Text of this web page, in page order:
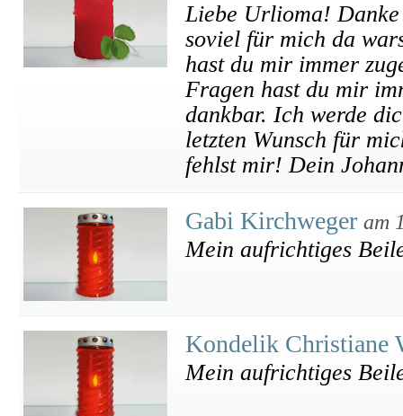
Liebe Urlioma!
soviel für mich da
hast du mir immer
Fragen hast du mir
dankbar. Ich werde
letzten Wunsch für
fehlst mir! Dein
Gabi Kirchweger am
Mein aufrichtiges
Kondelik Christiane
Mein aufrichtiges